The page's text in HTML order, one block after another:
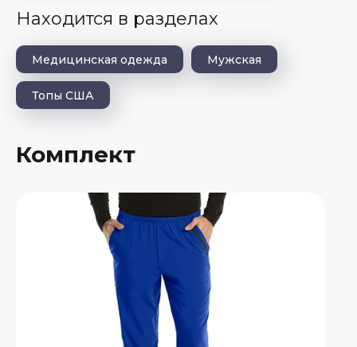
Находится в разделах
Медицинская одежда Мужская
Топы США
Комплект